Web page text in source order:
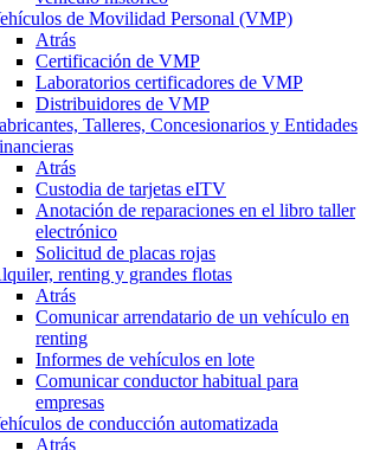
de Movilidad Personal (VMP)
Atrás
Certificación de VMP
Laboratorios certificadores de VMP
Distribuidores de VMP
Talleres, Concesionarios y Entidades
Atrás
Custodia de tarjetas eITV
Anotación de reparaciones en el libro taller
electrónico
Solicitud de placas rojas
renting y grandes flotas
Atrás
Comunicar arrendatario de un vehículo en
renting
Informes de vehículos en lote
Comunicar conductor habitual para
empresas
de conducción automatizada
Atrás